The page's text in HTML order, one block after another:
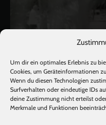
Um dir ein optimales Erlebnis zu
Cookies, um Geräteinformationen
Wenn du diesen Technologien
Surfverhalten oder eindeutige IDs
deine Zustimmung nicht erteilst
Merkmale und Funktionen
Mehr laden